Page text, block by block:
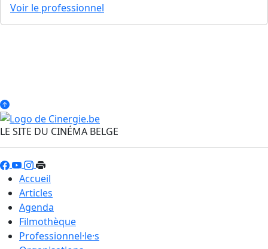
Voir le professionnel
LE SITE DU CINÉMA BELGE
Accueil
Articles
Agenda
Filmothèque
Professionnel·le·s